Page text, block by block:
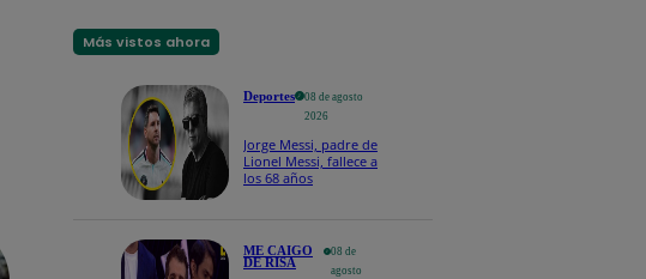
Más vistos ahora
Deportes
08 de agosto
2026
Jorge Messi, padre de
Lionel Messi, fallece a
los 68 años
ME CAIGO
DE RISA
08 de
agosto